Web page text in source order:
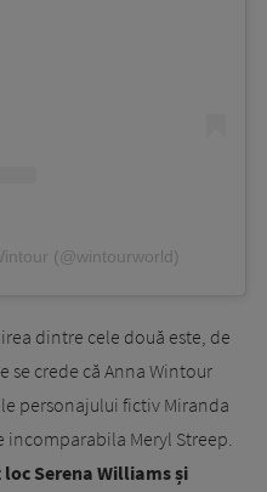
(@wintourworld)
dintre cele două este, de
se crede că Anna Wintour
personajului fictiv Miranda
Meryl Streep.
Serena Williams și